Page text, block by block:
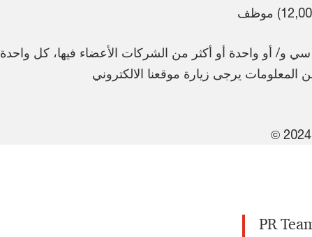
و/ أو واحدة أو أكثر من الشركات الأعضاء فيها، كل واحدة
يرجى زيارة موقعنا الالكتروني
PR